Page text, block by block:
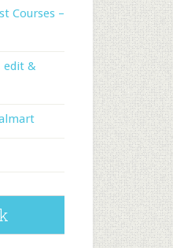
Courses –
edit &